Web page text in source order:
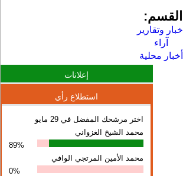
القسم:
أخبار وتقارير
آراء
أخبار محلية
إعلانات
استطلاع رأي
اختر مرشحك المفضل في 29 مايو
محمد الشيخ الغزواني
89%
محمد الأمين المرتجي الوافي
0%